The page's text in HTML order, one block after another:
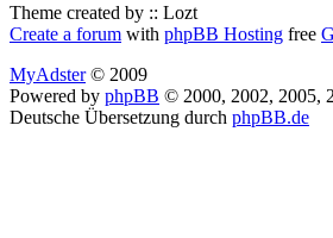
Theme created by :: Lozt
Create a forum with phpBB Hosting free
MyAdster© 2009
Powered by phpBB © 2000, 2002, 2005,
Deutsche Übersetzung durch phpBB.de